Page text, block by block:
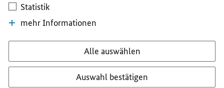
Statistik
mehr Informationen
Alle auswählen
Auswahl bestätigen